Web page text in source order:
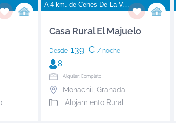
A 4 km. de Cenes De La Vega
Casa Rural El Majuelo
Desde139 € / noche
8
Alquiler: Completo
Monachil Granada
Alojamiento Rural